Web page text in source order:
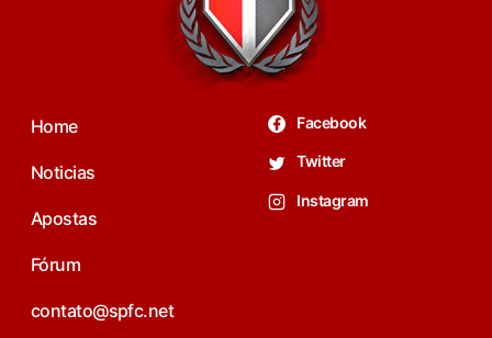
Home
Noticias
Apostas
Fórum
contato@spfc.net
Facebook
Twitter
Instagram